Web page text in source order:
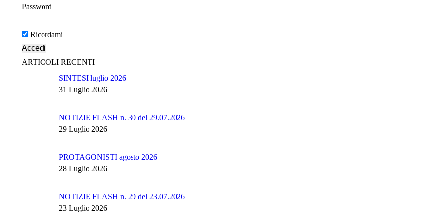
Password
Ricordami
ARTICOLI RECENTI
SINTESI luglio 2026
31 Luglio 2026
NOTIZIE FLASH n. 30 del 29.07.2026
29 Luglio 2026
PROTAGONISTI agosto 2026
28 Luglio 2026
NOTIZIE FLASH n. 29 del 23.07.2026
23 Luglio 2026